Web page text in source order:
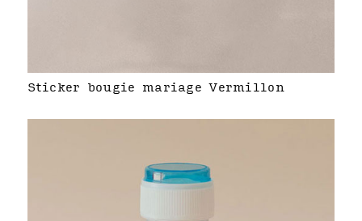
Sticker bougie mariage Vermillon